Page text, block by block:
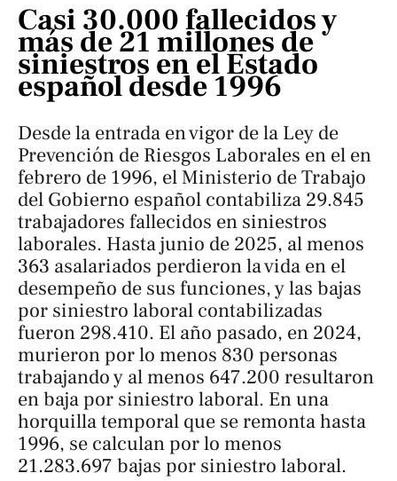
Casi 30.000 fallecidos y
más de 21 millones de
siniestros en el Estado
español desde 1996
Desde la entrada en vigor de la Ley de
Prevención de Riesgos Laborales en el en
febrero de 1996, el Ministerio de Trabajo
del Gobierno español contabiliza 29.845
trabajadores fallecidos en siniestros
laborales. Hasta junio de 2025, al menos
363 asalariados perdieron la vida en el
desempeño de sus funciones, y las bajas
por siniestro laboral contabilizadas
fueron 298.410. El año pasado, en 2024,
murieron por lo menos 830 personas
trabajando y al menos 647.200 resultaron
en baja por siniestro laboral. En una
horquilla temporal que se remonta hasta
1996, se calculan por lo menos
21.283.697 bajas por siniestro laboral.